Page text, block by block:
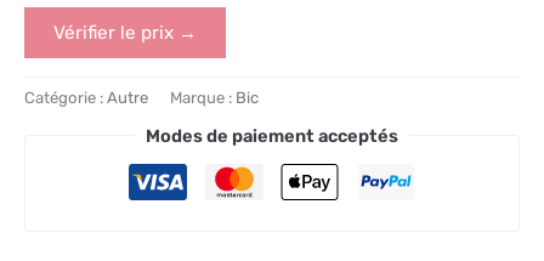
Vérifier le prix →
Catégorie : Autre Marque : Bic
Modes de paiement acceptés